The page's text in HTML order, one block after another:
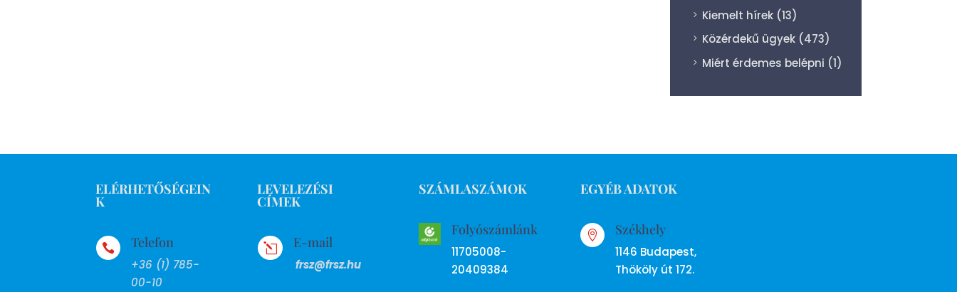
Kiemelt hírek(13)
Közérdekű ügyek(473)
Miért érdemes belépni (1)
ELÉRHETŐSÉGEIN
K
 Telefon
+36 (1) 785-
00-10
LEVELEZÉSI
CÍMEK
l E-mail
frsz@frsz.hu
SZÁMLASZÁMOK
Folyószámlánk
11705008-
20409384
EGYÉB ADATOK
 Székhely
1146 Budapest,
Thököly út 172.